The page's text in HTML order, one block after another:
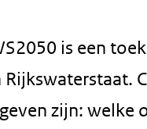
is een
Rijkswaterstaat.
zijn: welke